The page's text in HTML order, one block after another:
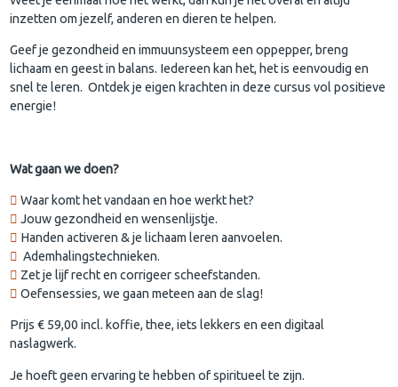
inzetten om jezelf, anderen en dieren te helpen.
Geef je gezondheid en immuunsysteem een oppepper, breng
lichaam en geest in balans. Iedereen kan het, het is eenvoudig en
snel te leren. Ontdek je eigen krachten in deze cursus vol positieve
energie!
Wat gaan we doen?
Waar komt het vandaan en hoe werkt het?
Jouw gezondheid en wensenlijstje.
Handen activeren & je lichaam leren aanvoelen.
Ademhalingstechnieken.
Zet je lijf recht en corrigeer scheefstanden.
Oefensessies, we gaan meteen aan de slag!
Prijs € 59,00 incl. koffie, thee, iets lekkers en een digitaal
naslagwerk.
Je hoeft geen ervaring te hebben of spiritueel te zijn.